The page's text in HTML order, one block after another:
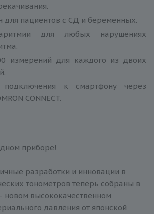
для пациентов с СД и беременных.
для любых нарушениях
измерений для каждого из двоих
подключения к смартфону через
CONNECT.
приборе!
разработки и инновации в
тонометров теперь собраны в
новом высококачественном
давления от японской